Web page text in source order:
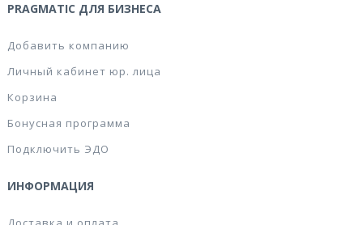
PRAGMATIC ДЛЯ БИЗНЕСА
Добавить компанию
Личный кабинет юр. лица
Корзина
Бонусная программа
Подключить ЭДО
ИНФОРМАЦИЯ